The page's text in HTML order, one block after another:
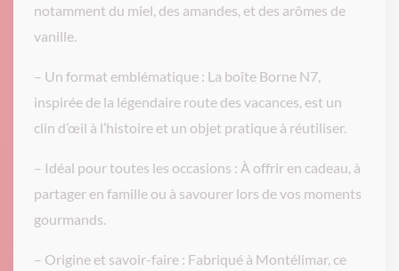
notamment du miel, des amandes, et des arômes de
vanille.
– Un format emblématique : La boîte Borne N7,
inspirée de la légendaire route des vacances, est un
clin d’œil à l’histoire et un objet pratique à réutiliser.
– Idéal pour toutes les occasions : À offrir en cadeau, à
partager en famille ou à savourer lors de vos moments
gourmands.
– Origine et savoir-faire : Fabriqué à Montélimar, ce